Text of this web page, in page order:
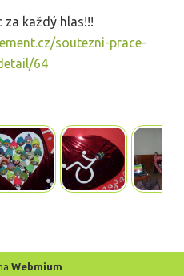
za každý hlas!!!
soutezni-prace-
64
Webmium